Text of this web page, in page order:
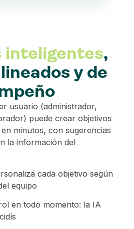
inteligentes,
y de
usuario (administrador,
puede crear objetivos
minutos, con sugerencias
la información del
cada objetivo según
equipo
en todo momento: la IA